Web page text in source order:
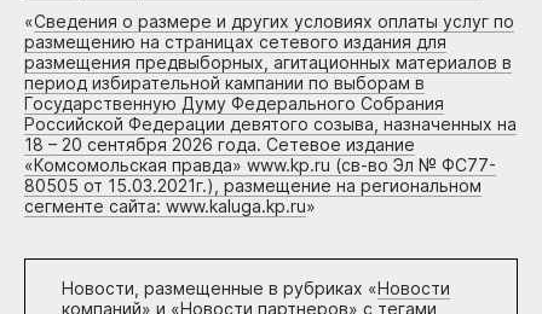
«Сведения о размере и других условиях оплаты услуг по
размещению на страницах сетевого издания для
размещения предвыборных, агитационных материалов в
период избирательной кампании по выборам в
Государственную Думу Федерального Собрания
Российской Федерации девятого созыва, назначенных на
18 – 20 сентября 2026 года. Сетевое издание
«Комсомольская правда» www.kp.ru (св-во Эл № ФС77-
80505 от 15.03.2021г.), размещение на региональном
сегменте сайта: www.kaluga.kp.ru»
Новости, размещенные в рубриках «Новости
компаний» и «Новости партнеров» с тегами